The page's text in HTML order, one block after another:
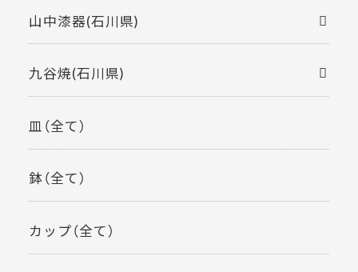
山中漆器(石川県)
九谷焼(石川県)
皿（全て）
鉢（全て）
カップ（全て）